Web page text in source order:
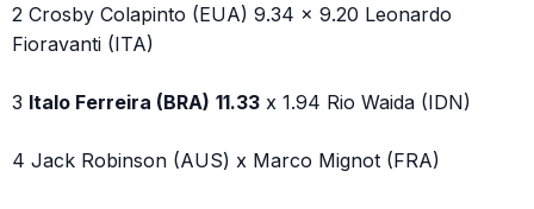
2 Crosby Colapinto (EUA) 9.34 x 9.20 Leonardo
Fioravanti (ITA)
3 Italo Ferreira (BRA) 11.33 x 1.94 Rio Waida (IDN)
4 Jack Robinson (AUS) x Marco Mignot (FRA)